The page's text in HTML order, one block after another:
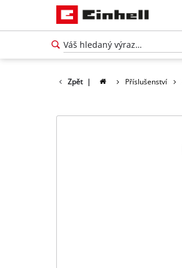
Zpět | Příslušenství